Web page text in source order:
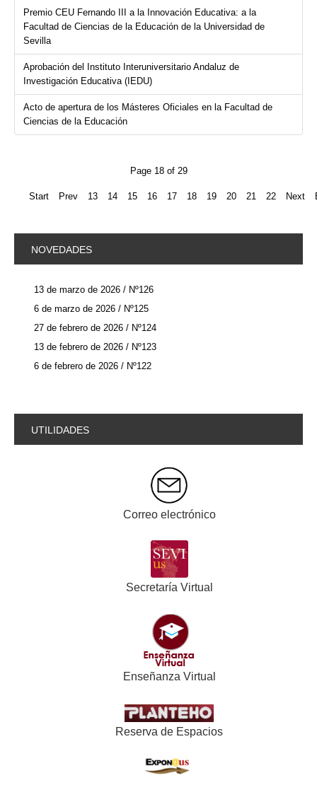
Premio CEU Fernando III a la Innovación Educativa: a la
Facultad de Ciencias de la Educación de la Universidad de
Sevilla
Aprobación del Instituto Interuniversitario Andaluz de
Investigación Educativa (IEDU)
Acto de apertura de los Másteres Oficiales en la Facultad de
Ciencias de la Educación
Page 18 of 29
Start Prev 13 14 15 16 17 18 19 20 21 22 Next
NOVEDADES
13 de marzo de 2026 / Nº126
6 de marzo de 2026 / Nº125
27 de febrero de 2026 / Nº124
13 de febrero de 2026 / Nº123
6 de febrero de 2026 / Nº122
UTILIDADES
Correo electrónico
Secretaría Virtual
Enseñanza Virtual
Reserva de Espacios